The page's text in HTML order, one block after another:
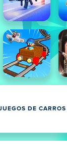
DE CARROS